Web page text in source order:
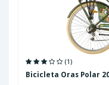
(1)
Bicicleta Oras Polar